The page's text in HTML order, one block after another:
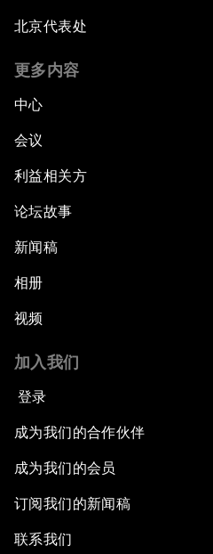
北京代表处
更多内容
中心
会议
利益相关方
论坛故事
新闻稿
相册
视频
加入我们
登录
成为我们的合作伙伴
成为我们的会员
订阅我们的新闻稿
联系我们